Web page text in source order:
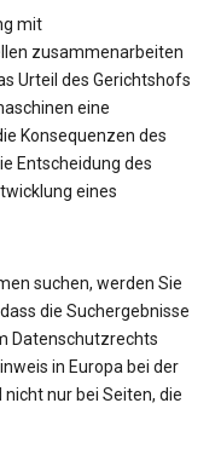
mit
zusammenarbeiten
Urteil des Gerichtshofs
eine
Konsequenzen des
Entscheidung des
eines
suchen, werden Sie
die Suchergebnisse
Datenschutzrechts
in Europa bei der
nur bei Seiten, die